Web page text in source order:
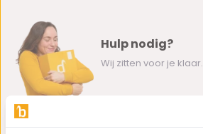
Hulp nodig?
Wij zitten voor je klaar.